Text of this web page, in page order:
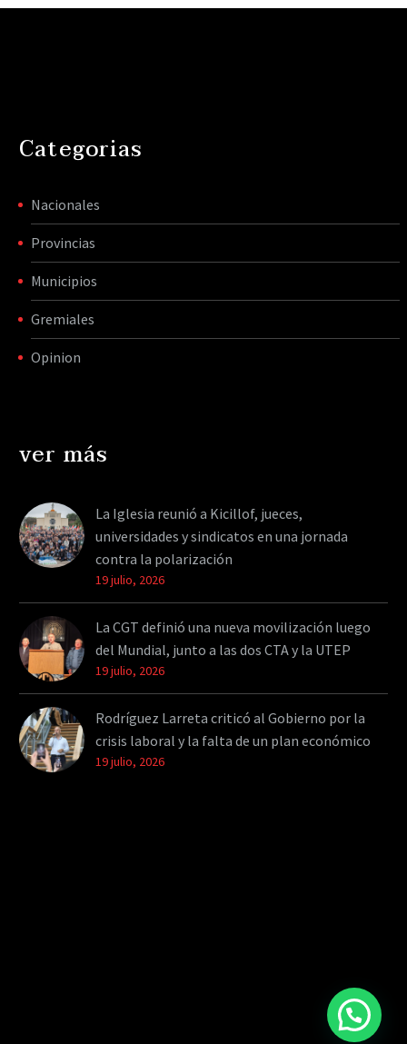
Categorias
Nacionales
Provincias
Municipios
Gremiales
Opinion
ver más
La Iglesia reunió a Kicillof, jueces,
universidades y sindicatos en una jornada
contra la polarización
19 julio, 2026
La CGT definió una nueva movilización luego
del Mundial, junto a las dos CTA y la UTEP
19 julio, 2026
Rodríguez Larreta criticó al Gobierno por la
crisis laboral y la falta de un plan económico
19 julio, 2026